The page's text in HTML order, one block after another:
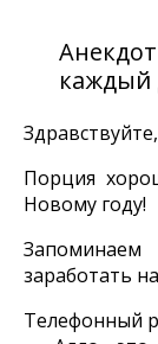
каждый
Порция
Новому году!
заработать
Телефонный